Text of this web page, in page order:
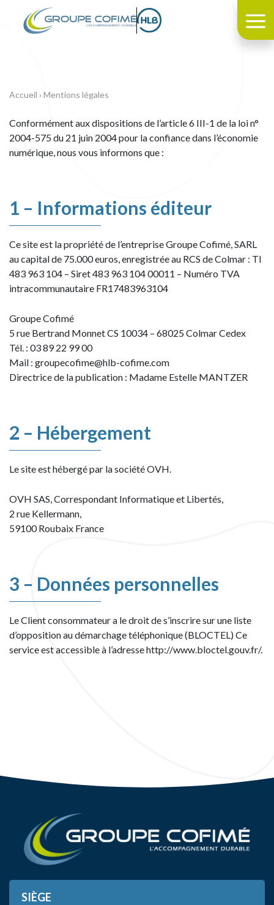
Accueil › Mentions légales
Conformément aux dispositions de l’article 6 III-1 de la loi n°
2004-575 du 21 juin 2004 pour la confiance dans l’économie
numérique, nous vous informons que :
1 – Informations éditeur
Ce site est la propriété de l’entreprise Groupe Cofimé, SARL
au capital de 75.000 euros, enregistrée au RCS de Colmar : TI
483 963 104 – Siret 483 963 104 00011 – Numéro TVA
intracommunautaire FR17483963104
Groupe Cofimé
5 rue Bertrand Monnet CS 10034 – 68025 Colmar Cedex
Tél. : 03 89 22 99 00
Mail : groupecofime@hlb-cofime.com
Directrice de la publication : Madame Estelle MANTZER
2 – Hébergement
Le site est hébergé par la société OVH.
OVH SAS, Correspondant Informatique et Libertés,
2 rue Kellermann,
59100 Roubaix France
3 – Données personnelles
Le Client consommateur a le droit de s’inscrire sur une liste
d’opposition au démarchage téléphonique (BLOCTEL) Ce
service est accessible à l’adresse http://www.bloctel.gouv.fr/.
SIÈGE